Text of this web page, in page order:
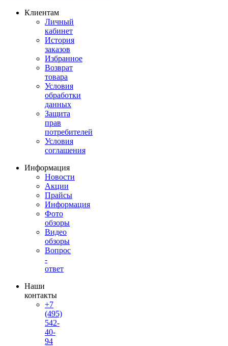
Клиентам
Личный
кабинет
История
заказов
Избранное
Возврат
товара
Условия
обработки
данных
Защита
прав
потребителей
Условия
соглашения
Информация
Новости
Акции
Прайсы
Информация
Фото
обзоры
Видео
обзоры
Вопрос
-
ответ
Наши
контакты
+7
(495)
542-
40-
94